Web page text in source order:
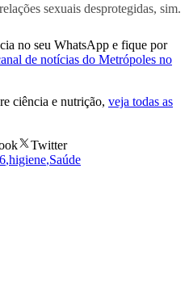
sexuais desprotegidas, sim.
no seu WhatsApp e fique por
de notícias do Metrópoles no
ciência e nutrição, veja todas as
Twitter
,higiene,Saúde